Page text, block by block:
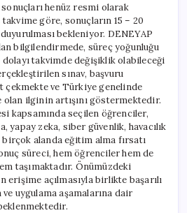
sonuçları henüz resmi olarak
takvime göre, sonuçların 15 – 20
bekleniyor. DENEYAP
bilgilendirmede, süreç yoğunluğu
takvimde değişiklik olabileceği
sınav, başvuru
çekmekte ve Türkiye genelinde
ilginin artışını göstermektedir.
kapsamında seçilen öğrenciler,
yapay zeka, siber güvenlik, havacılık
alanda eğitim alma fırsatı
süreci, hem öğrenciler hem de
taşımaktadır. Önümüzdeki
erişime açılmasıyla birlikte başarılı
uygulama aşamalarına dair